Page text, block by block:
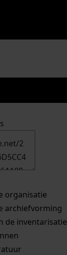
organisatie
archiefvorming
de inventarisatie